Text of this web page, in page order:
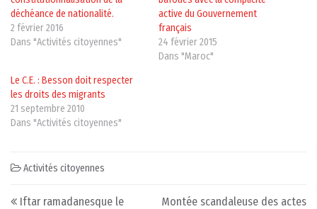
déchéance de nationalité.
2 février 2016
Dans "Activités citoyennes"
active du Gouvernement
français
24 février 2015
Dans "Maroc"
Le C.E. : Besson doit respecter
les droits des migrants
21 septembre 2010
Dans "Activités citoyennes"
Activités citoyennes
Post navigation
Iftar ramadanesque le
Montée scandaleuse des actes